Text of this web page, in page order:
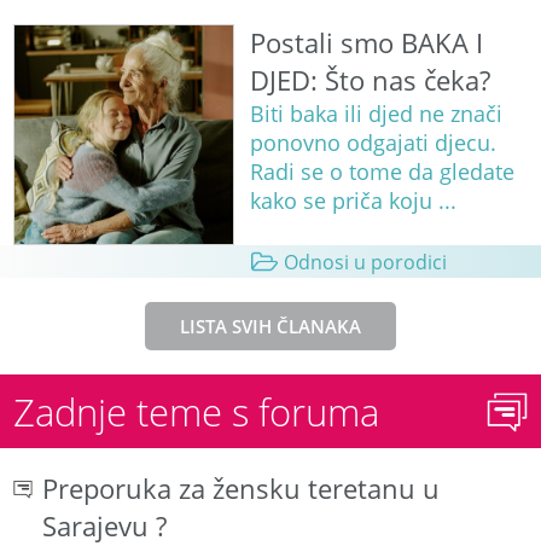
Postali smo BAKA I
DJED: Što nas čeka?
Biti baka ili djed ne znači
ponovno odgajati djecu.
Radi se o tome da gledate
kako se priča koju ...
Odnosi u porodici
LISTA SVIH ČLANAKA
Zadnje teme s foruma
Preporuka za žensku teretanu u
Sarajevu ?